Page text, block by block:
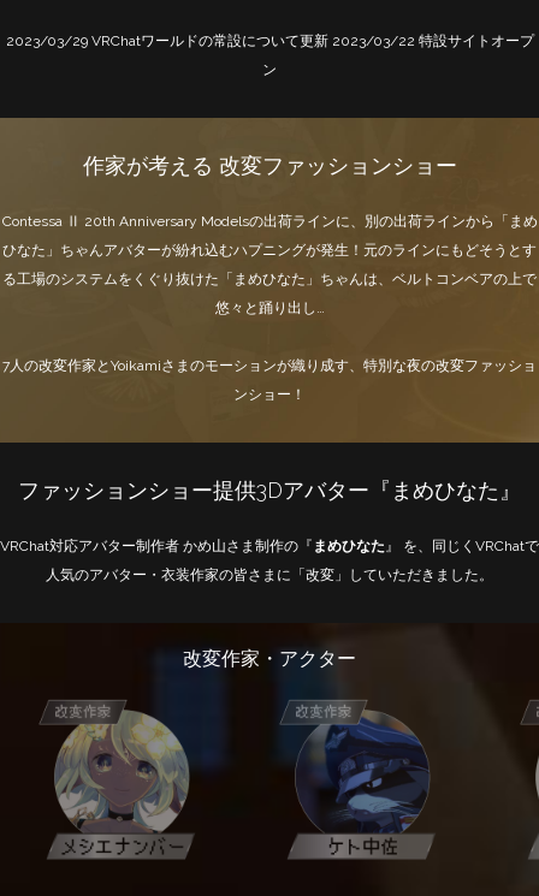
2023/03/29 VRChatワールドの常設について更新2023/03/22 特設サイトオープ
ン
作家が考える 改変ファッションショー
Contessa Ⅱ 20th Anniversary Modelsの出荷ラインに、別の出荷ラインから「まめ
ひなた」ちゃんアバターが紛れ込むハプニングが発生！元のラインにもどそうとす
る工場のシステムをくぐり抜けた「まめひなた」ちゃんは、ベルトコンベアの上で
悠々と踊り出し…
7人の改変作家とYoikamiさまのモーションが織り成す、特別な夜の改変ファッショ
ンショー！
ファッションショー提供3Dアバター『まめひなた』
VRChat対応アバター制作者 かめ山さま制作の『 まめひなた』 を、同じくVRChatで
人気のアバター・衣装作家の皆さまに「改変」していただきました。
改変作家・アクター